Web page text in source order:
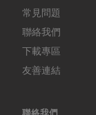
常見問題
聯絡我們
下載專區
友善連結
聯絡我們